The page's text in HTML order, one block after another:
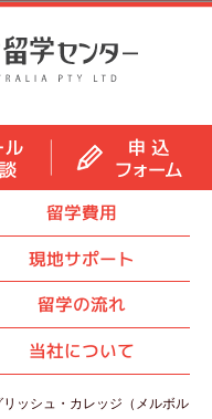
留学費用
現地サポート
留学の流れ
当社について
ッシュ・カレッジ（メルボル